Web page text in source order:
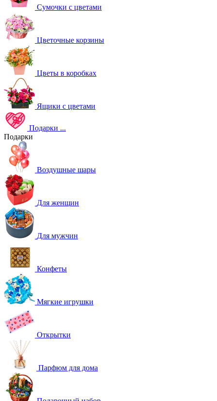
Сумочки с цветами
Цветочные корзины
Цветы в коробках
Ящики с цветами
Подарки ...
Подарки
Воздушные шары
Для женщин
Для мужчин
Конфеты
Мягкие игрушки
Открытки
Парфюм для дома